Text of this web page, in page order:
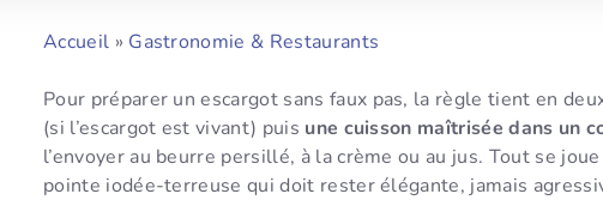
Accueil » Gastronomie & Restaurants
Pour préparer un escargot sans faux pas, la règle tient en
(si l’escargot est vivant) puis une cuisson maîtrisée dans un
l’envoyer au beurre persillé, à la crème ou au jus. Tout se
pointe iodée-terreuse qui doit rester élégante, jamais